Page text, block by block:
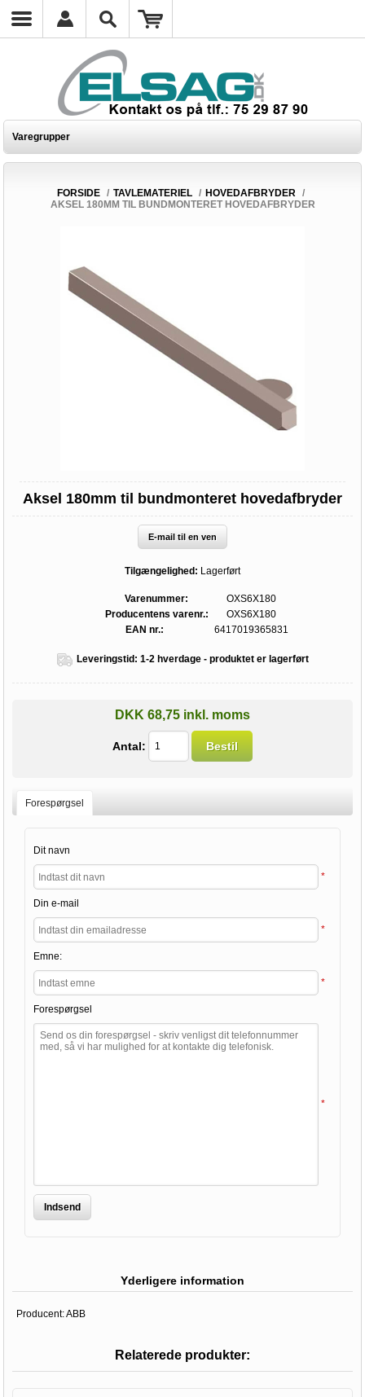
Varegrupper
FORSIDE / TAVLEMATERIEL / HOVEDAFBRYDER
/
AKSEL 180MM TIL BUNDMONTERET HOVEDAFBRYDER
Aksel 180mm til bundmonteret hovedafbryder
E-mail til en ven
Tilgængelighed: Lagerført
Varenummer:
OXS6X180
Producentens varenr.:
OXS6X180
EAN nr.:
6417019365831
Leveringstid: 1-2 hverdage - produktet er lagerført
DKK 68,75 inkl. moms
Antal: Bestil
Forespørgsel
Dit navn
*
Din e-mail
*
Emne:
*
Forespørgsel
*
Indsend
Yderligere information
Producent:ABB
Relaterede produkter: